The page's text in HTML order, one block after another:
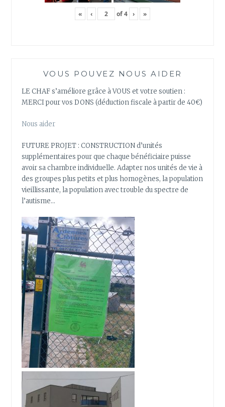
« ‹ of4 › »
VOUS POUVEZ NOUS AIDER
LE CHAF s’améliore grâce à VOUS et votre soutien :
MERCI pour vos DONS (déduction fiscale à partir de 40€)
Nous aider
FUTURE PROJET : CONSTRUCTION d’unités
supplémentaires pour que chaque bénéficiaire puisse
avoir sa chambre individuelle. Adapter nos unités de vie à
des groupes plus petits et plus homogènes, la population
vieillissante, la population avec trouble du spectre de
l’autisme…